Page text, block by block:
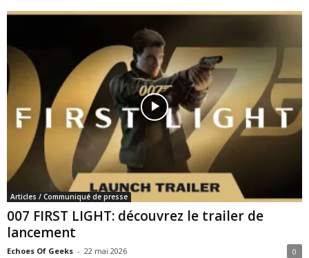
Articles / Communiqué de presse
007 FIRST LIGHT: découvrez le trailer de
lancement
Echoes Of Geeks - 22 mai 2026 0